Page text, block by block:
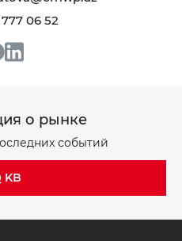
06 52
о рынке
событий
KB
89
89